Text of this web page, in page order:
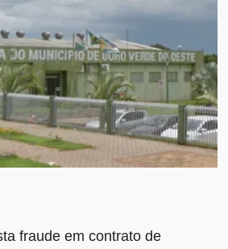
fraude em contrato de